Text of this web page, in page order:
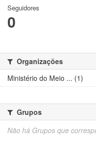
Seguidores
0
Organizações
Ministério do Meio ... (1)
Grupos
Não há Grupos que